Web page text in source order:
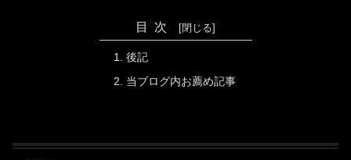
目次
後記
当ブログ内お薦め記事